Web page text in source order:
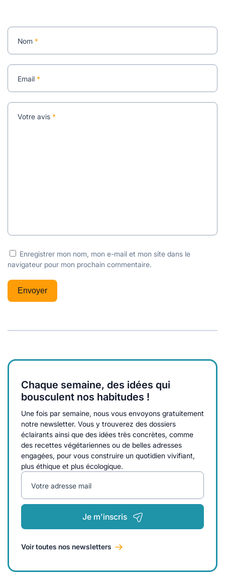
Votre avis *
Nom *
Email *
Enregistrer mon nom, mon e-mail et mon site dans le
navigateur pour mon prochain commentaire.
Chaque semaine, des idées qui
bousculent nos habitudes !
Une fois par semaine, nous vous envoyons gratuitement
notre newsletter. Vous y trouverez des dossiers
éclairants ainsi que des idées très concrètes, comme
des recettes végétariennes ou de belles adresses
engagées, pour vous construire un quotidien vivifiant,
plus éthique et plus écologique.
Votre adresse mail
Je m'inscris
Voir toutes nos newsletters